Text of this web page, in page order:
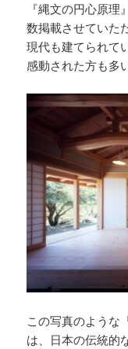
『縄文の円心原
数掲載させていた
現代も建てられて
感動された方も多
この写真のような
は、日本の伝統的